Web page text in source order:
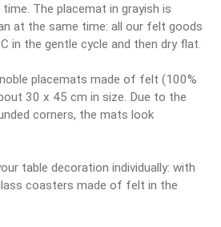
The placemat in grayish is
at the same time: all our felt goods
in the gentle cycle and then dry flat.
placemats made of felt (100%
30 x 45 cm in size. Due to the
corners, the mats look
table decoration individually: with
coasters made of felt in the